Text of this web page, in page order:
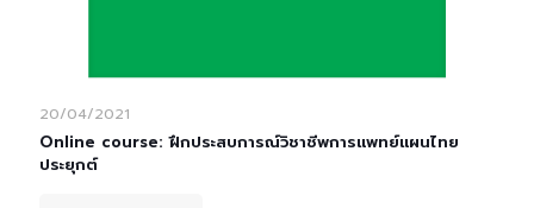
20/04/2021
Online course: ฝึกประสบการณ์วิชาชีพการแพทย์แผนไทย
ประยุกต์